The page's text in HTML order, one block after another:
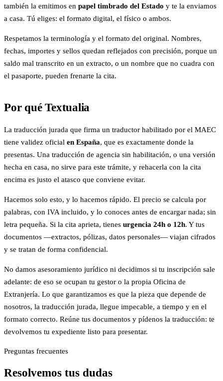
también la emitimos en papel timbrado del Estado y te la enviamos
a casa. Tú eliges: el formato digital, el físico o ambos.
Respetamos la terminología y el formato del original. Nombres,
fechas, importes y sellos quedan reflejados con precisión, porque un
saldo mal transcrito en un extracto, o un nombre que no cuadra con
el pasaporte, pueden frenarte la cita.
Por qué Textualia
La traducción jurada que firma un traductor habilitado por el MAEC
tiene validez oficial en España, que es exactamente donde la
presentas. Una traducción de agencia sin habilitación, o una versión
hecha en casa, no sirve para este trámite, y rehacerla con la cita
encima es justo el atasco que conviene evitar.
Hacemos solo esto, y lo hacemos rápido. El precio se calcula por
palabras, con IVA incluido, y lo conoces antes de encargar nada; sin
letra pequeña. Si la cita aprieta, tienes urgencia 24h o 12h. Y tus
documentos —extractos, pólizas, datos personales— viajan cifrados
y se tratan de forma confidencial.
No damos asesoramiento jurídico ni decidimos si tu inscripción sale
adelante: de eso se ocupan tu gestor o la propia Oficina de
Extranjería. Lo que garantizamos es que la pieza que depende de
nosotros, la traducción jurada, llegue impecable, a tiempo y en el
formato correcto. Reúne tus documentos y pídenos la traducción: te
devolvemos tu expediente listo para presentar.
Preguntas frecuentes
Resolvemos tus dudas